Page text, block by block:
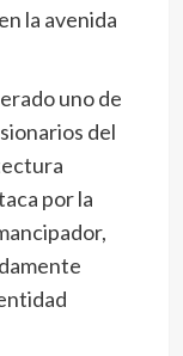
la avenida
uno de
del
por la